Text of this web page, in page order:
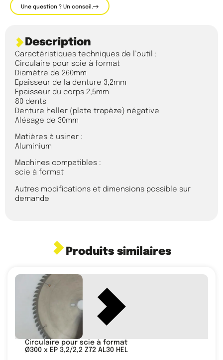
Une question ? Un conseil.
Description
Caractéristiques techniques de l’outil :
Circulaire pour scie à format
Diamètre de 260mm
Epaisseur de la denture 3,2mm
Epaisseur du corps 2,5mm
80 dents
Denture heller (plate trapèze) négative
Alésage de 30mm
Matières à usiner :
Aluminium
Machines compatibles :
scie à format
Autres modifications et dimensions possible sur
demande
Produits similaires
Circulaire pour scie à format
Ø300 x EP 3,2/2,2 Z72 AL30 HEL